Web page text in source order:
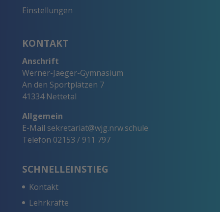
Einstellungen
KONTAKT
Anschrift
Werner-Jaeger-Gymnasium
An den Sportplätzen 7
41334 Nettetal
Allgemein
E-Mail sekretariat@wjg.nrw.schule
Telefon 02153 / 911 797
SCHNELLEINSTIEG
Kontakt
Lehrkräfte